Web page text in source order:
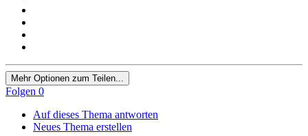
Mehr Optionen zum Teilen...
Folgen 0
Auf dieses Thema antworten
Neues Thema erstellen